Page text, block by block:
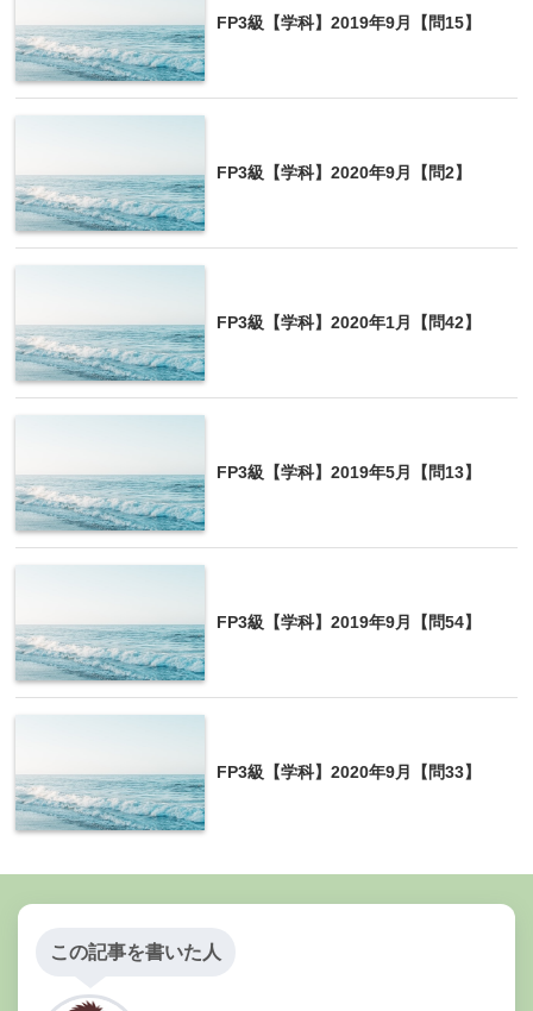
FP3級【学科】2019年9月【問15】
FP3級【学科】2020年9月【問2】
FP3級【学科】2020年1月【問42】
FP3級【学科】2019年5月【問13】
FP3級【学科】2019年9月【問54】
FP3級【学科】2020年9月【問33】
この記事を書いた人